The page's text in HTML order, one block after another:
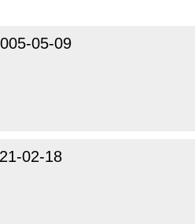
05-09
02-18